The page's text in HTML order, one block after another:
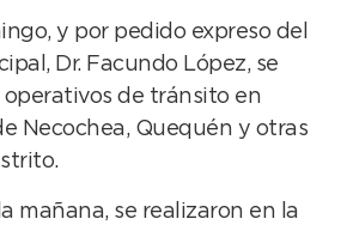
y por pedido expreso del
Dr. Facundo López, se
de tránsito en
Necochea, Quequén y otras
mañana, se realizaron en la